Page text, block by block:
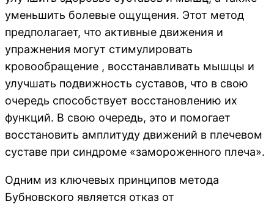
уменьшить болевые ощущения. Этот метод
предполагает, что активные движения и
упражнения могут стимулировать
кровообращение , восстанавливать мышцы и
улучшать подвижность суставов, что в свою
очередь способствует восстановлению их
функций. В свою очередь, это и помогает
восстановить амплитуду движений в плечевом
суставе при синдроме «замороженного плеча».
Одним из ключевых принципов метода
Бубновского является отказ от